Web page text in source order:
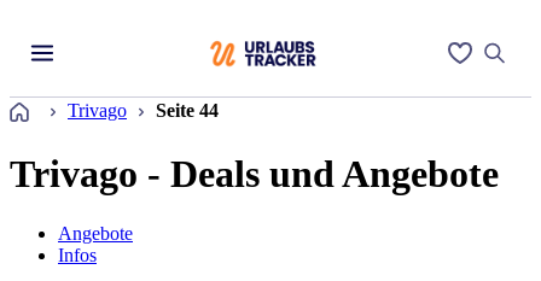
Startseite
Trivago Seite 44
Trivago - Deals und Angebote
Angebote
Infos